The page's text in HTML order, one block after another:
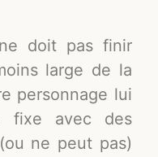
doit pas finir
large de la
personnage lui
fixe avec des
ne peut pas)